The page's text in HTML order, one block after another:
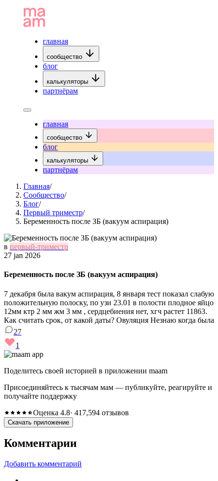
главная
сообщество
блог
калькуляторы
партнёрам
главная
сообщество
блог
калькуляторы
партнёрам
Главная/
Сообщество/
Блог/
Первый триместр/
Беременность после ЗБ (вакуум аспирация)
в первый-триместр
27 jan 2026
Беременность после ЗБ (вакуум аспирация)
7 декабря была вакум аспирация, 8 января тест показал слабую
положительную полоску, по узи 23.01 в полости плодное яйцо
12мм ктр 2 мм жм 3 мм , сердцебиения нет, хгч растет 11863.
Как считать срок, от какой даты? Овуляция Незнаю когда была
27
1
Поделитесь своей историей в приложении maam
Присоединяйтесь к тысячам мам — публикуйте, реагируйте и
получайте поддержку
Оценка 4.8· 417,594 отзывов
Скачать приложение
Комментарии
Добавить комментарий